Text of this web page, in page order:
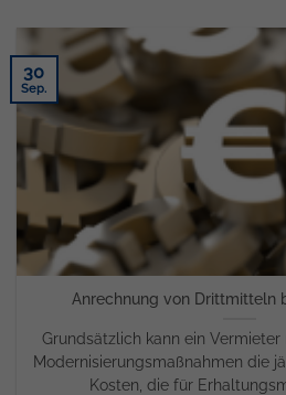
Anrechnung von Drittmitteln
Grundsätzlich kann ein
Modernisierungs­maßnahmen die
Kosten, die für
30
Sep.